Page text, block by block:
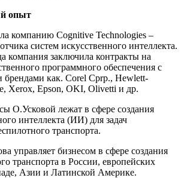
опыт
компанию Cognitive Technologies –
систем искусственного интеллекта.
компания заключила контракты на
программного обеспечения с
брендами как. Corel Cprp., Hewlett-
Xerox, Epson, OKI, Olivetti и др.
О.Усковой лежат в сфере создания
интеллекта (ИИ) для задач
транспорта.
управляет бизнесом в сфере создания
транспорта в России, европейских
Азии и Латинской Америке.